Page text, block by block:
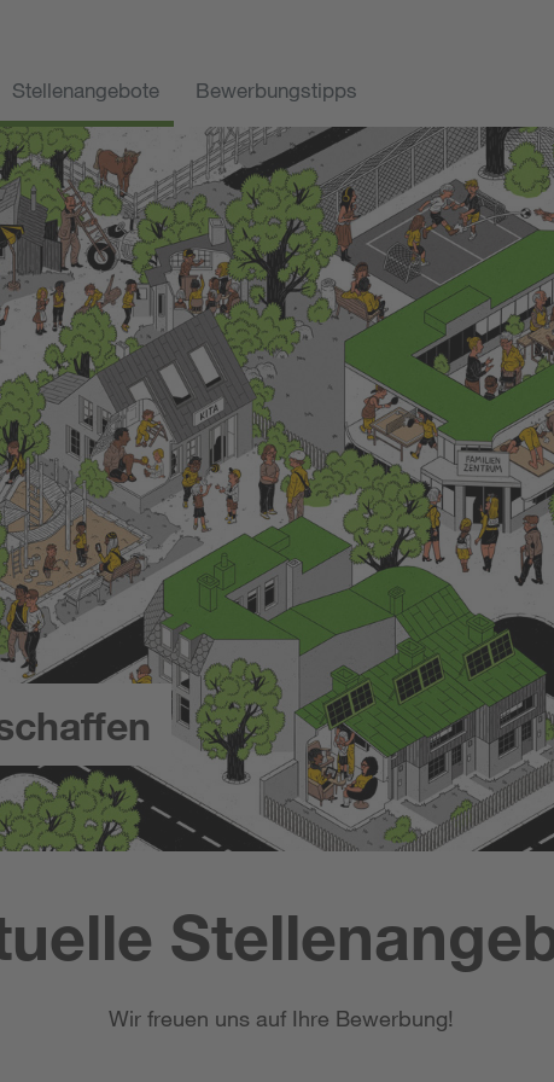
Stellenangebote Bewerbungstipps
Wir freuen uns auf Ihre Bewerbung!